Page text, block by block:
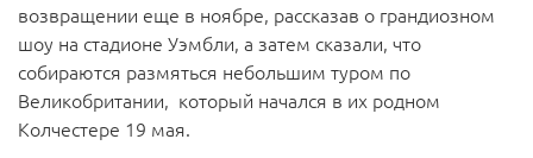
возвращении еще в ноябре, рассказав о грандиозном
шоу на стадионе Уэмбли, а затем сказали, что
собираются размяться небольшим туром по
Великобритании, который начался в их родном
Колчестере 19 мая.